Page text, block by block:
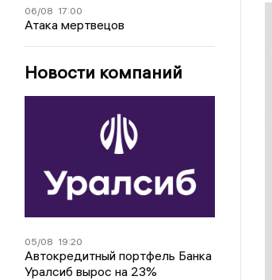
06/08 17:00
Атака мертвецов
Новости компаний
05/08 19:20
Автокредитный портфель Банка
Уралсиб вырос на 23%